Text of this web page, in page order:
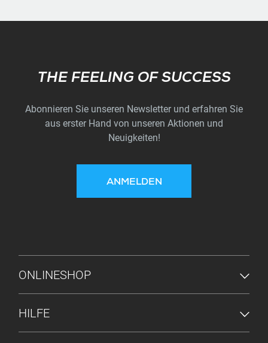
Subscribe
THE FEELING OF SUCCESS
Abonnieren Sie unseren Newsletter und erfahren Sie
aus erster Hand von unseren Aktionen und
Neuigkeiten!
ANMELDEN
FUSSZEILENMENÜ
ONLINESHOP
HILFE